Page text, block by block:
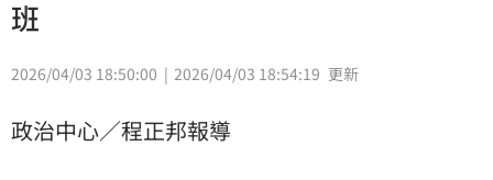
班
2026/04/03 18:50:00 2026/04/03 18:54:19 更新
政治中心／程正邦報導